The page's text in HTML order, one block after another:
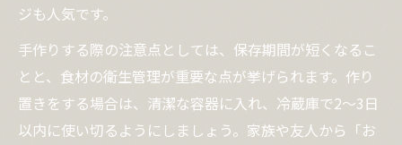
ジも人気です。
手作りする際の注意点としては、保存期間が短くなるこ
とと、食材の衛生管理が重要な点が挙げられます。作り
置きをする場合は、清潔な容器に入れ、冷蔵庫で2～3日
以内に使い切るようにしましょう。家族や友人から「お